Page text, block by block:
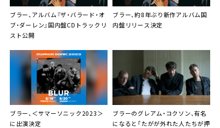
ブラー、アルバム『ザ・バラード・オ
ブ・ダーレン』国内盤CDトラックリ
スト公開
ブラー、約8年ぶり新作アルバム国
内盤リリース決定
ブラー、＜サマーソニック2023＞
に出演決定
ブラーのグレアム・コクソン、有名
になると「たがが外れた人たちが押